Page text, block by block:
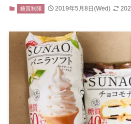
糖質制限 2019年5月8日(Wed)